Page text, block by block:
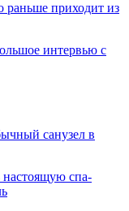
раньше приходит из
интервью с
санузел в
настоящую спа-